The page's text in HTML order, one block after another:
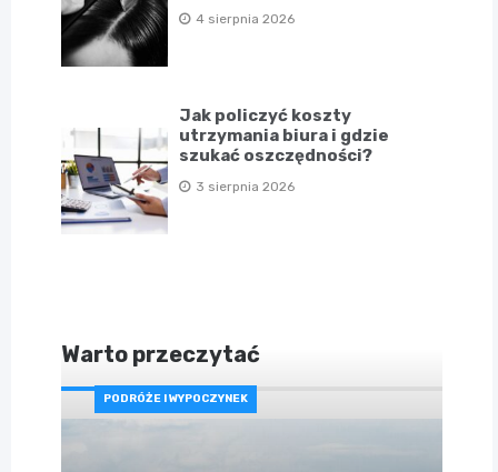
4 sierpnia 2026
Jak policzyć koszty
utrzymania biura i gdzie
szukać oszczędności?
3 sierpnia 2026
Warto przeczytać
PODRÓŻE I WYPOCZYNEK